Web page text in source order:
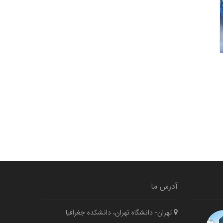
آدرس ما
تهران- دانشگاه تهران، دانشکده جغرافیا